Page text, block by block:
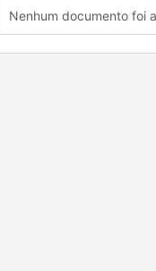
Nenhum documento foi